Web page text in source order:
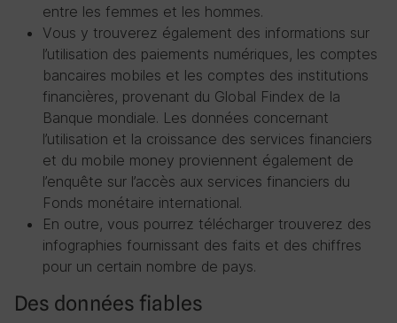
entre les femmes et les hommes.
Vous y trouverez également des informations sur
l’utilisation des paiements numériques, les comptes
bancaires mobiles et les comptes des institutions
financières, provenant du Global Findex de la
Banque mondiale. Les données concernant
l’utilisation et la croissance des services financiers
et du mobile money proviennent également de
l’enquête sur l’accès aux services financiers du
Fonds monétaire international.
En outre, vous pourrez télécharger trouverez des
infographies fournissant des faits et des chiffres
pour un certain nombre de pays.
Des données fiables